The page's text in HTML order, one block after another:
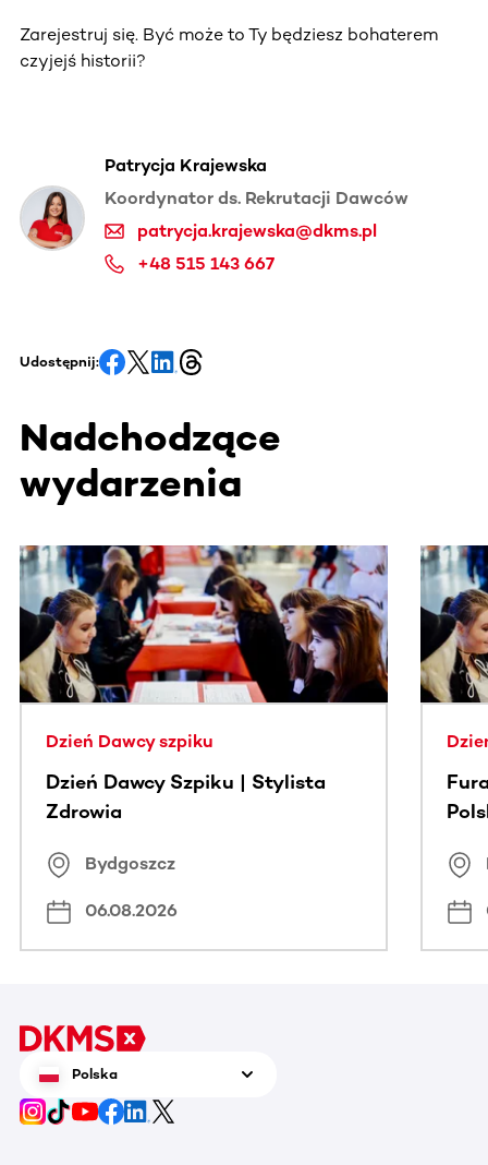
Zarejestruj się. Być może to Ty będziesz bohaterem
czyjejś historii?
Patrycja Krajewska
Koordynator ds. Rekrutacji Dawców
patrycja.krajewska@dkms.pl
+48 515 143 667
Udostępnij:
Nadchodzące
wydarzenia
Ta sekcja zawiera treści przewijane w poziomie. Użyj
Dzień Dawcy szpiku
Dzień Dawcy Szpiku | Stylista
Zdrowia
Bydgoszcz
06.08.2026
Polska